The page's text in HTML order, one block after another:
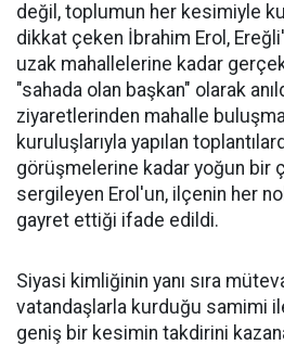
değil, toplumun her kesimiyle
dikkat çeken İbrahim Erol,
uzak mahallelerine kadar
"sahada olan başkan" olarak
ziyaretlerinden mahalle
kuruluşlarıyla yapılan
görüşmelerine kadar yoğun bir
sergileyen Erol'un, ilçenin her
gayret ettiği ifade edildi.
Siyasi kimliğinin yanı sıra
vatandaşlarla kurduğu samimi
geniş bir kesimin takdirini